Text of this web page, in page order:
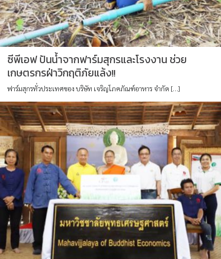
ซีพีเอฟ ปันน้ำจากฟาร์มสุกรและโรงงาน ช่วย
เกษตรกรฝ่าวิกฤติภัยแล้ง!!
ฟาร์มสุกรทั่วประเทศของ บริษัท เจริญโภคภัณฑ์อาหาร จำกัด […]